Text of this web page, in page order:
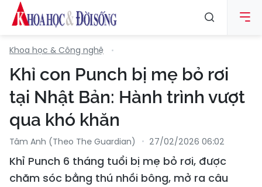
Khoa học & Công nghệ
Khỉ con Punch bị mẹ bỏ rơi
tại Nhật Bản: Hành trình vượt
qua khó khăn
Tâm Anh (theo The Guardian) 27/02/2026 06:02
Khỉ Punch 6 tháng tuổi bị mẹ bỏ rơi, được
chăm sóc bằng thú nhồi bông, mở ra câu